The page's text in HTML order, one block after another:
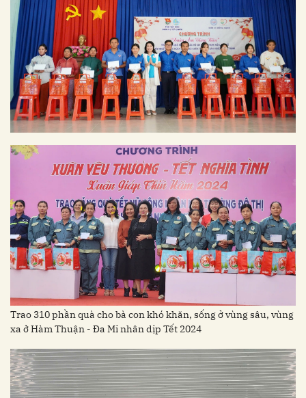
Trao 310 phần quà cho bà con khó khăn, sống ở vùng sâu, vùng
xa ở Hàm Thuận - Đa Mi nhân dịp Tết 2024